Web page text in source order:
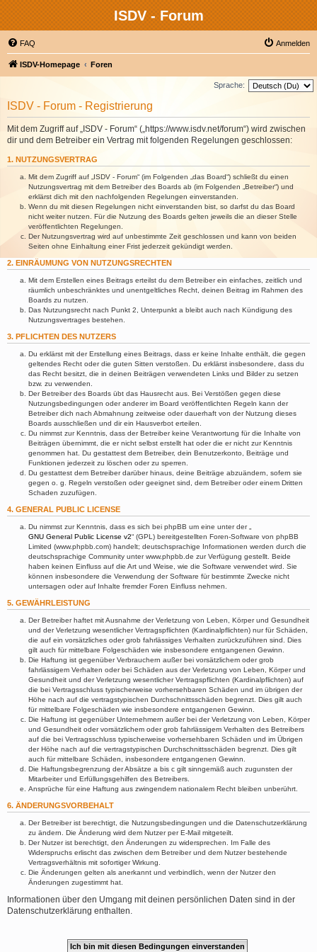
ISDV - Forum
FAQ Anmelden
ISDV-Homepage Foren
Sprache:
ISDV - Forum - Registrierung
Mit dem Zugriff auf „ISDV - Forum“ („https://www.isdv.net/forum“) wird zwischen
dir und dem Betreiber ein Vertrag mit folgenden Regelungen geschlossen:
1. NUTZUNGSVERTRAG
Mit dem Zugriff auf „ISDV - Forum“ (im Folgenden „das Board“) schließt du einen
Nutzungsvertrag mit dem Betreiber des Boards ab (im Folgenden „Betreiber“) und
erklärst dich mit den nachfolgenden Regelungen einverstanden.
Wenn du mit diesen Regelungen nicht einverstanden bist, so darfst du das Board
nicht weiter nutzen. Für die Nutzung des Boards gelten jeweils die an dieser Stelle
veröffentlichten Regelungen.
Der Nutzungsvertrag wird auf unbestimmte Zeit geschlossen und kann von beiden
Seiten ohne Einhaltung einer Frist jederzeit gekündigt werden.
2. EINRÄUMUNG VON NUTZUNGSRECHTEN
Mit dem Erstellen eines Beitrags erteilst du dem Betreiber ein einfaches, zeitlich und
räumlich unbeschränktes und unentgeltliches Recht, deinen Beitrag im Rahmen des
Boards zu nutzen.
Das Nutzungsrecht nach Punkt 2, Unterpunkt a bleibt auch nach Kündigung des
Nutzungsvertrages bestehen.
3. PFLICHTEN DES NUTZERS
Du erklärst mit der Erstellung eines Beitrags, dass er keine Inhalte enthält, die gegen
geltendes Recht oder die guten Sitten verstoßen. Du erklärst insbesondere, dass du
das Recht besitzt, die in deinen Beiträgen verwendeten Links und Bilder zu setzen
bzw. zu verwenden.
Der Betreiber des Boards übt das Hausrecht aus. Bei Verstößen gegen diese
Nutzungsbedingungen oder anderer im Board veröffentlichten Regeln kann der
Betreiber dich nach Abmahnung zeitweise oder dauerhaft von der Nutzung dieses
Boards ausschließen und dir ein Hausverbot erteilen.
Du nimmst zur Kenntnis, dass der Betreiber keine Verantwortung für die Inhalte von
Beiträgen übernimmt, die er nicht selbst erstellt hat oder die er nicht zur Kenntnis
genommen hat. Du gestattest dem Betreiber, dein Benutzerkonto, Beiträge und
Funktionen jederzeit zu löschen oder zu sperren.
Du gestattest dem Betreiber darüber hinaus, deine Beiträge abzuändern, sofern sie
gegen o. g. Regeln verstoßen oder geeignet sind, dem Betreiber oder einem Dritten
Schaden zuzufügen.
4. GENERAL PUBLIC LICENSE
Du nimmst zur Kenntnis, dass es sich bei phpBB um eine unter der „
GNU General Public License v2“ (GPL) bereitgestellten Foren-Software von phpBB
Limited (www.phpbb.com) handelt; deutschsprachige Informationen werden durch die
deutschsprachige Community unter www.phpbb.de zur Verfügung gestellt. Beide
haben keinen Einfluss auf die Art und Weise, wie die Software verwendet wird. Sie
können insbesondere die Verwendung der Software für bestimmte Zwecke nicht
untersagen oder auf Inhalte fremder Foren Einfluss nehmen.
5. GEWÄHRLEISTUNG
Der Betreiber haftet mit Ausnahme der Verletzung von Leben, Körper und Gesundheit
und der Verletzung wesentlicher Vertragspflichten (Kardinalpflichten) nur für Schäden,
die auf ein vorsätzliches oder grob fahrlässiges Verhalten zurückzuführen sind. Dies
gilt auch für mittelbare Folgeschäden wie insbesondere entgangenen Gewinn.
Die Haftung ist gegenüber Verbrauchern außer bei vorsätzlichem oder grob
fahrlässigem Verhalten oder bei Schäden aus der Verletzung von Leben, Körper und
Gesundheit und der Verletzung wesentlicher Vertragspflichten (Kardinalpflichten) auf
die bei Vertragsschluss typischerweise vorhersehbaren Schäden und im übrigen der
Höhe nach auf die vertragstypischen Durchschnittsschäden begrenzt. Dies gilt auch
für mittelbare Folgeschäden wie insbesondere entgangenen Gewinn.
Die Haftung ist gegenüber Unternehmern außer bei der Verletzung von Leben, Körper
und Gesundheit oder vorsätzlichem oder grob fahrlässigem Verhalten des Betreibers
auf die bei Vertragsschluss typischerweise vorhersehbaren Schäden und im Übrigen
der Höhe nach auf die vertragstypischen Durchschnittsschäden begrenzt. Dies gilt
auch für mittelbare Schäden, insbesondere entgangenen Gewinn.
Die Haftungsbegrenzung der Absätze a bis c gilt sinngemäß auch zugunsten der
Mitarbeiter und Erfüllungsgehilfen des Betreibers.
Ansprüche für eine Haftung aus zwingendem nationalem Recht bleiben unberührt.
6. ÄNDERUNGSVORBEHALT
Der Betreiber ist berechtigt, die Nutzungsbedingungen und die Datenschutzerklärung
zu ändern. Die Änderung wird dem Nutzer per E-Mail mitgeteilt.
Der Nutzer ist berechtigt, den Änderungen zu widersprechen. Im Falle des
Widerspruchs erlischt das zwischen dem Betreiber und dem Nutzer bestehende
Vertragsverhältnis mit sofortiger Wirkung.
Die Änderungen gelten als anerkannt und verbindlich, wenn der Nutzer den
Änderungen zugestimmt hat.
Informationen über den Umgang mit deinen persönlichen Daten sind in der
Datenschutzerklärung enthalten.